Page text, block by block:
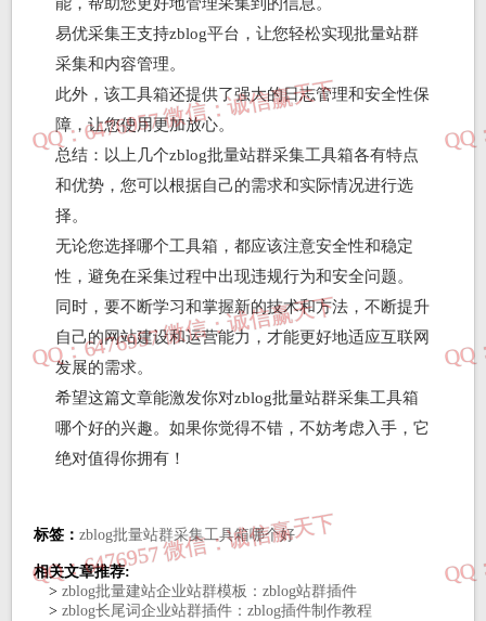
能，帮助您更好地管理采集到的信息。
易优采集王支持zblog平台，让您轻松实现批量站群
采集和内容管理。
此外，该工具箱还提供了强大的日志管理和安全性保
障，让您使用更加放心。
总结：以上几个zblog批量站群采集工具箱各有特点
和优势，您可以根据自己的需求和实际情况进行选
择。
无论您选择哪个工具箱，都应该注意安全性和稳定
性，避免在采集过程中出现违规行为和安全问题。
同时，要不断学习和掌握新的技术和方法，不断提升
自己的网站建设和运营能力，才能更好地适应互联网
发展的需求。
希望这篇文章能激发你对zblog批量站群采集工具箱
哪个好的兴趣。如果你觉得不错，不妨考虑入手，它
绝对值得你拥有！
标签： zblog批量站群采集工具箱哪个好
相关文章推荐:
> zblog批量建站企业站群模板：zblog站群插件
> zblog长尾词企业站群插件：zblog插件制作教程